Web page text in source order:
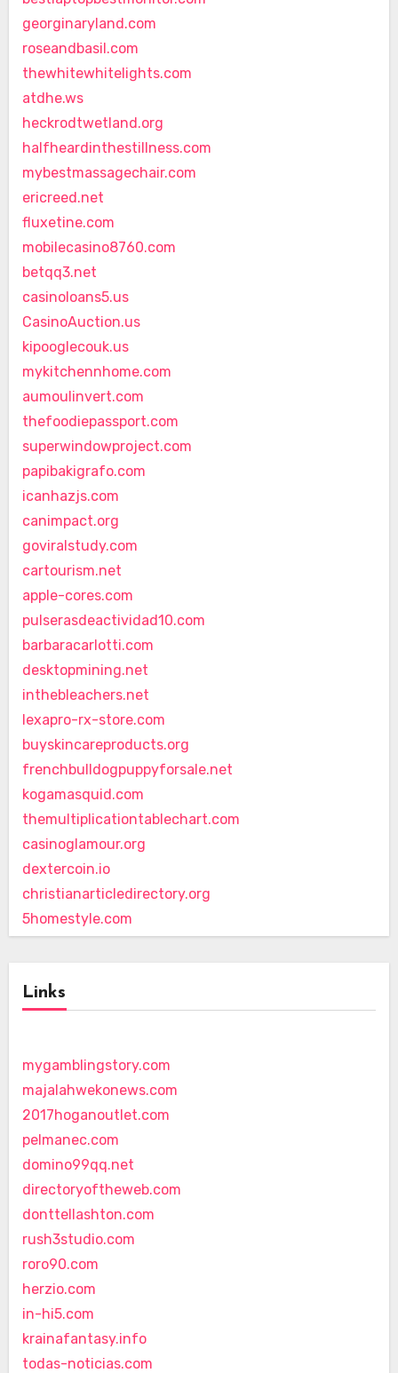
georginaryland.com
roseandbasil.com
thewhitewhitelights.com
atdhe.ws
heckrodtwetland.org
halfheardinthestillness.com
mybestmassagechair.com
ericreed.net
fluxetine.com
mobilecasino8760.com
betqq3.net
casinoloans5.us
CasinoAuction.us
kipooglecouk.us
mykitchennhome.com
aumoulinvert.com
thefoodiepassport.com
superwindowproject.com
papibakigrafo.com
icanhazjs.com
canimpact.org
goviralstudy.com
cartourism.net
apple-cores.com
pulserasdeactividad10.com
barbaracarlotti.com
desktopmining.net
inthebleachers.net
lexapro-rx-store.com
buyskincareproducts.org
frenchbulldogpuppyforsale.net
kogamasquid.com
themultiplicationtablechart.com
casinoglamour.org
dextercoin.io
christianarticledirectory.org
5homestyle.com
Links
mygamblingstory.com
majalahwekonews.com
2017hoganoutlet.com
pelmanec.com
domino99qq.net
directoryoftheweb.com
donttellashton.com
rush3studio.com
roro90.com
herzio.com
in-hi5.com
krainafantasy.info
todas-noticias.com